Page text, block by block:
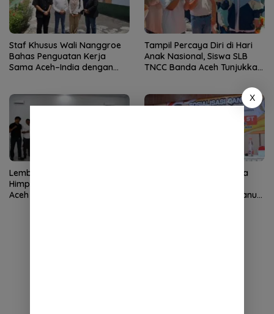
Staf Khusus Wali Nanggroe
Bahas Penguatan Kerja
Sama Aceh–India dengan
Tampil Percaya Diri di Hari
Anak Nasional, Siswa SLB
TNCC Banda Aceh Tunjukkan
Lembaga Wali Nanggroe
Himpun Aspirasi Diaspora
Aceh di Medan
Tren Perceraian di Banda
Dorong Implementasi Qanun
X